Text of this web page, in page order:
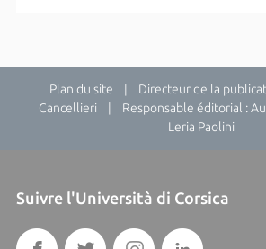
Plan du site | Directeur de la
Cancellieri | Responsable éditorial :
Leria Paolini
Suivre l'Università di Corsica